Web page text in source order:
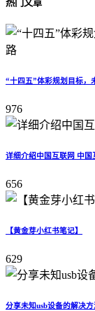
热门文章
“十四五”体彩规划目标，
976
详细介绍中国互联网 中
656
【黄金芽小红书笔记】
629
分享未知usb设备的解决